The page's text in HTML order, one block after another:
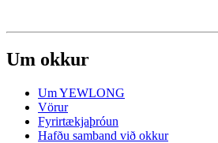
Um okkur
Um YEWLONG
Vörur
Fyrirtækjaþróun
Hafðu samband við okkur